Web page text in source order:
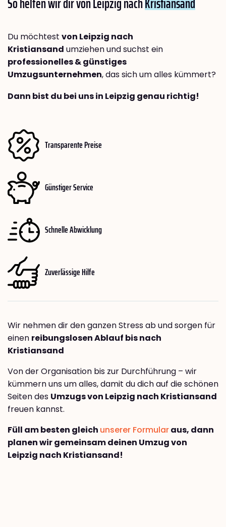
Du möchtest von Leipzig nach
Kristiansand umziehen und suchst ein
professionelles & günstiges
Umzugsunternehmen, das sich um alles kümmert?
Dann bist du bei uns in Leipzig genau richtig!
Transparente Preise
Günstiger Service
Schnelle Abwicklung
Zuverlässige Hilfe
Wir nehmen dir den ganzen Stress ab und sorgen für
einen reibungslosen Ablauf bis nach
Kristiansand
Von der Organisation bis zur Durchführung – wir
kümmern uns um alles, damit du dich auf die schönen
Seiten des Umzugs von Leipzig nach Kristiansand
freuen kannst.
Füll am besten gleich unserer Formularaus, dann
planen wir gemeinsam deinen Umzug von
Leipzig nach Kristiansand!